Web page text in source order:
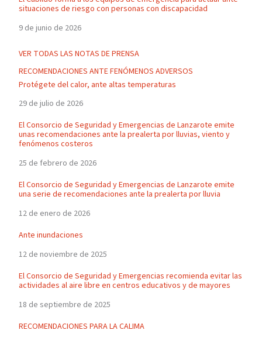
situaciones de riesgo con personas con discapacidad
9 de junio de 2026
VER TODAS LAS NOTAS DE PRENSA
RECOMENDACIONES ANTE FENÓMENOS ADVERSOS
Protégete del calor, ante altas temperaturas
29 de julio de 2026
El Consorcio de Seguridad y Emergencias de Lanzarote emite
unas recomendaciones ante la prealerta por lluvias, viento y
fenómenos costeros
25 de febrero de 2026
El Consorcio de Seguridad y Emergencias de Lanzarote emite
una serie de recomendaciones ante la prealerta por lluvia
12 de enero de 2026
Ante inundaciones
12 de noviembre de 2025
El Consorcio de Seguridad y Emergencias recomienda evitar las
actividades al aire libre en centros educativos y de mayores
18 de septiembre de 2025
RECOMENDACIONES PARA LA CALIMA